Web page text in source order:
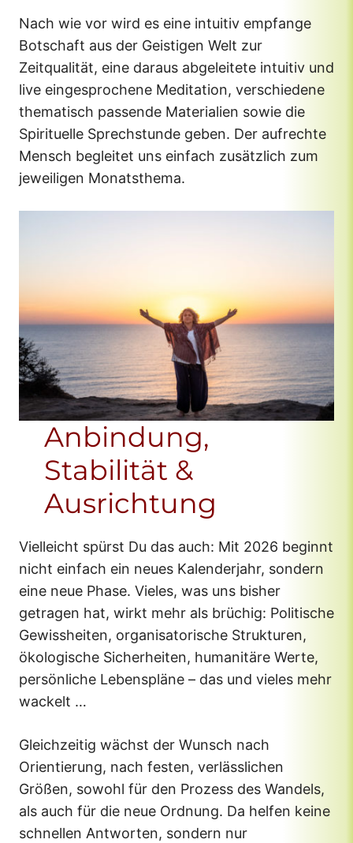
Nach wie vor wird es eine intuitiv empfange
Botschaft aus der Geistigen Welt zur
Zeitqualität, eine daraus abgeleitete intuitiv und
live eingesprochene Meditation, verschiedene
thematisch passende Materialien sowie die
Spirituelle Sprechstunde geben. Der aufrechte
Mensch begleitet uns einfach zusätzlich zum
jeweiligen Monatsthema.
Anbindung,
Stabilität &
Ausrichtung
Vielleicht spürst Du das auch: Mit 2026 beginnt
nicht einfach ein neues Kalenderjahr, sondern
eine neue Phase. Vieles, was uns bisher
getragen hat, wirkt mehr als brüchig: Politische
Gewissheiten, organisatorische Strukturen,
ökologische Sicherheiten, humanitäre Werte,
persönliche Lebenspläne – das und vieles mehr
wackelt …
Gleichzeitig wächst der Wunsch nach
Orientierung, nach festen, verlässlichen
Größen, sowohl für den Prozess des Wandels,
als auch für die neue Ordnung. Da helfen keine
schnellen Antworten, sondern nur